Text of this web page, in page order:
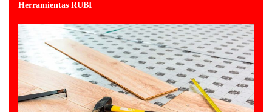
Herramientas RUBI